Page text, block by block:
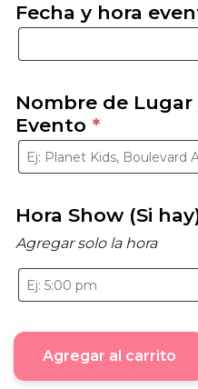
Fecha y hora
Nombre de
Evento *
Hora Show (Si
Agregar solo la hora
Agregar al carrito